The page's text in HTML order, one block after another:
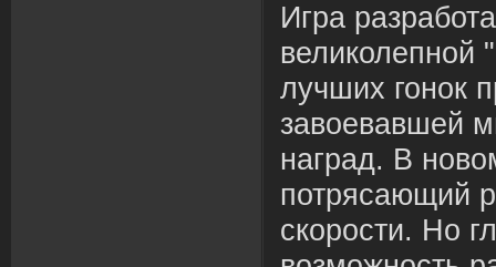
Игра
великолепной
лучших гонок
завоевавшей
наград. В нов
потрясающий
скорости. Но